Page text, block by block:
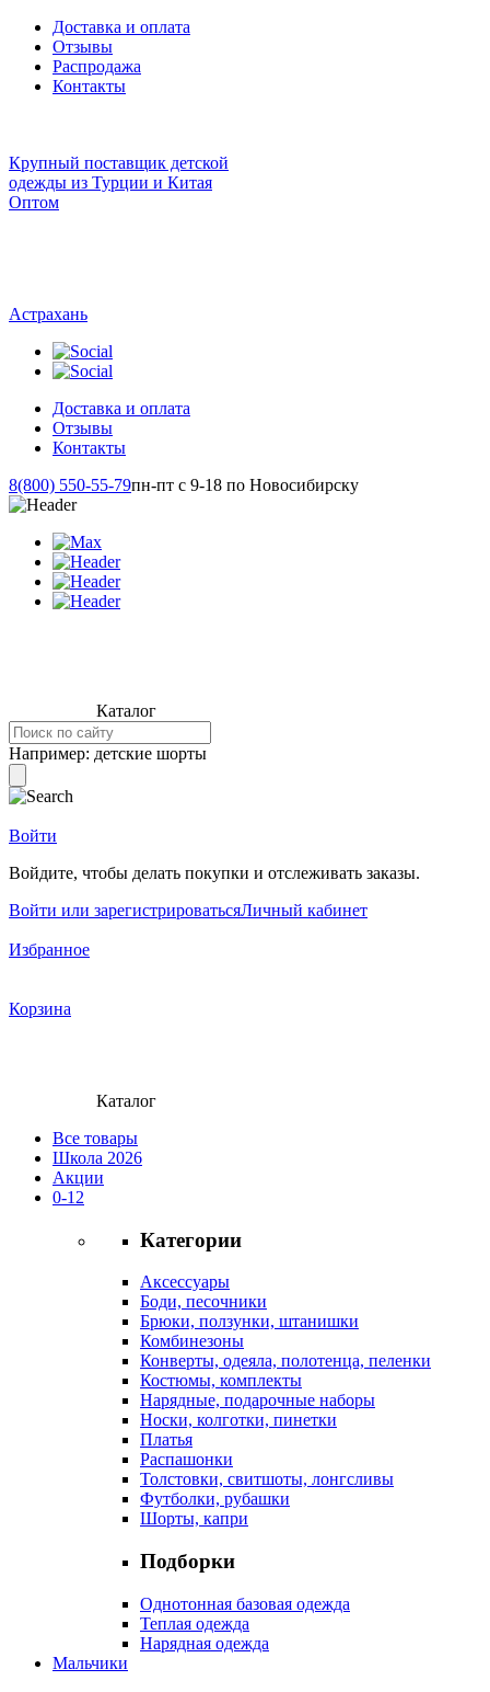
Доставка и оплата
Отзывы
Распродажа
Контакты
Крупный поставщик детской
одежды из Турции и Китая
Оптом
Астрахань
Доставка и оплата
Отзывы
Контакты
8(800) 550-55-79пн-пт с 9-18 по Новосибирску
Каталог
Например: детские шорты
Войти
Войдите, чтобы делать покупки и отслеживать заказы.
Войти или зарегистрироватьсяЛичный кабинет
Избранное
Корзина
Каталог
Все товары
Школа 2026
Акции
0-12
Категории
Аксессуары
Боди, песочники
Брюки, ползунки, штанишки
Комбинезоны
Конверты, одеяла, полотенца, пеленки
Костюмы, комплекты
Нарядные, подарочные наборы
Носки, колготки, пинетки
Платья
Распашонки
Толстовки, свитшоты, лонгсливы
Футболки, рубашки
Шорты, капри
Подборки
Однотонная базовая одежда
Теплая одежда
Нарядная одежда
Мальчики